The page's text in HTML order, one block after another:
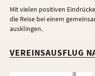
Mit vielen positiven
die Reise bei einem
ausklingen.
VEREINSAUSFLUG